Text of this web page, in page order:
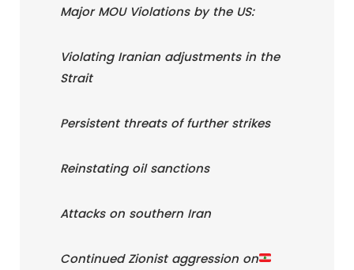
Major MOU Violations by the US:
Violating Iranian adjustments in the
Strait
Persistent threats of further strikes
Reinstating oil sanctions
Attacks on southern Iran
Continued Zionist aggression on